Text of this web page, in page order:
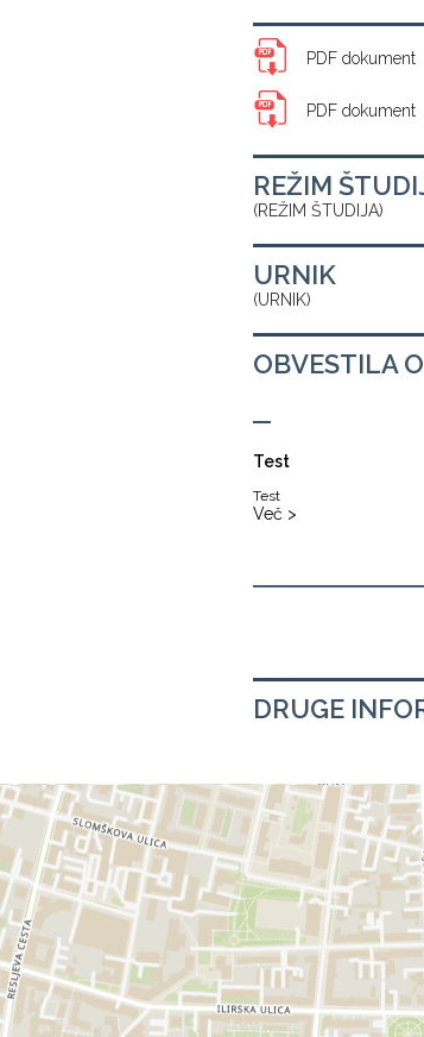
PDF dokument
PDF dokument
REŽIM
(REŽIM ŠTUDIJA)
URNIK
(URNIK)
OBVESTILA
Test
Test
Več >
DRUGE